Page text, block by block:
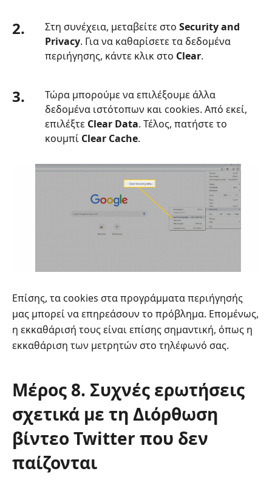
2. Στη συνέχεια, μεταβείτε στο Security and
Privacy. Για να καθαρίσετε τα δεδομένα
περιήγησης, κάντε κλικ στο Clear.
3.
Τώρα μπορούμε να επιλέξουμε άλλα
δεδομένα ιστότοπων και cookies. Από εκεί,
επιλέξτε Clear Data. Τέλος, πατήστε το
κουμπί Clear Cache.
Επίσης, τα cookies στα προγράμματα περιήγησής
μας μπορεί να επηρεάσουν το πρόβλημα. Επομένως,
η εκκαθάρισή τους είναι επίσης σημαντική, όπως η
εκκαθάριση των μετρητών στο τηλέφωνό σας.
Μέρος 8. Συχνές ερωτήσεις
σχετικά με τη Διόρθωση
βίντεο Twitter που δεν
παίζονται